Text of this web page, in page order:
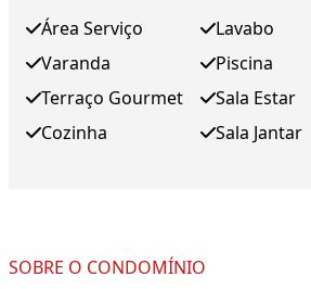
Área Serviço
Varanda
Terraço Gourmet
Cozinha
Lavabo
Piscina
Sala Estar
Sala Jantar
SOBRE O CONDOMÍNIO